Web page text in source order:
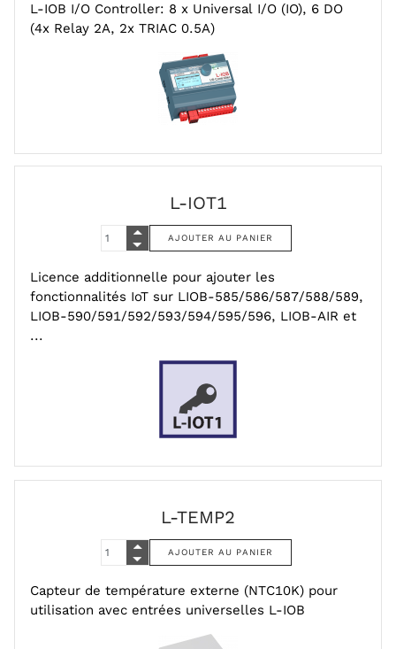
L-IOB I/O Controller: 8 x Universal I/O (IO), 6 DO
(4x Relay 2A, 2x TRIAC 0.5A)
L-IOT1
Licence additionnelle pour ajouter les
fonctionnalités IoT sur LIOB-585/586/587/588/589,
LIOB-590/591/592/593/594/595/596, LIOB-AIR et
...
L-TEMP2
Capteur de température externe (NTC10K) pour
utilisation avec entrées universelles L-IOB